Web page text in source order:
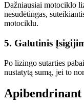
Dažniausiai motociklo
nesudėtingas,
motociklu.
5. Galutinis
Po lizingo sutarties
nustatytą sumą, jei to
Apibendrinant